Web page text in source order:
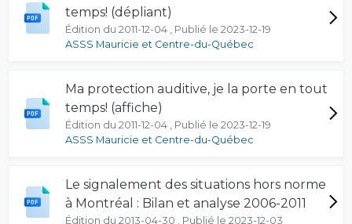
temps! (dépliant)
Édition du 2011-12-04 , Publié le 2023-12-19
ASSS Mauricie et Centre-du-Québec
Ma protection auditive, je la porte en tout
temps! (affiche)
Édition du 2011-12-04 , Publié le 2023-12-19
ASSS Mauricie et Centre-du-Québec
Le signalement des situations hors norme
à Montréal : Bilan et analyse 2006-2011
Édition du 2013-04-30 , Publié le 2023-12-03